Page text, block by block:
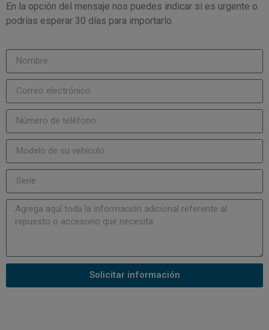
En la opción del mensaje nos puedes indicar si es urgente o
podrías esperar 30 días para importarlo.
Solicitar información